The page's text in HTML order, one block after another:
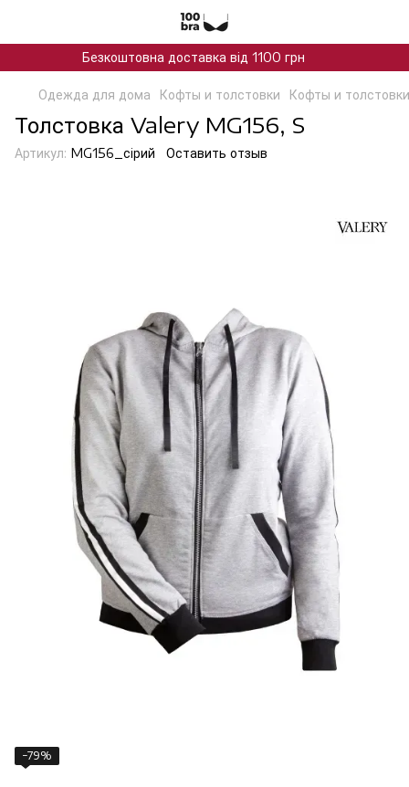
Безкоштовна доставка від 1100 грн
Одежда для дома Кофты и толстовки Кофты и
Толстовка Valery MG156, S
Артикул: MG156_сiрий Оставить отзыв
−79%